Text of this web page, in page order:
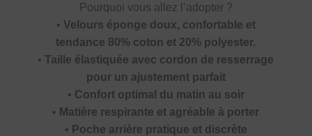
Pourquoi vous allez l’adopter ?
• Velours éponge doux, confortable et
tendance 80% coton et 20% polyester.
•Taille élastiquée avec cordon de resserrage
pour un ajustement parfait
• Confort optimal du matin au soir
• Matière respirante et agréable à porter
• Poche arrière pratique et discrète